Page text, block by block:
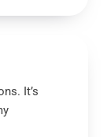
It’s